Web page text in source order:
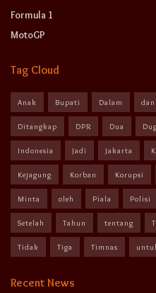
Formula 1
MotoGP
Tag Cloud
Anak Bupati Dalam dan
Ditangkap DPR Dua
Indonesia Jadi Jakarta
Kejagung Korban Korupsi
Minta oleh Piala Polisi
Setelah Tahun tentang
Tidak Tiga Timnas
Recent News